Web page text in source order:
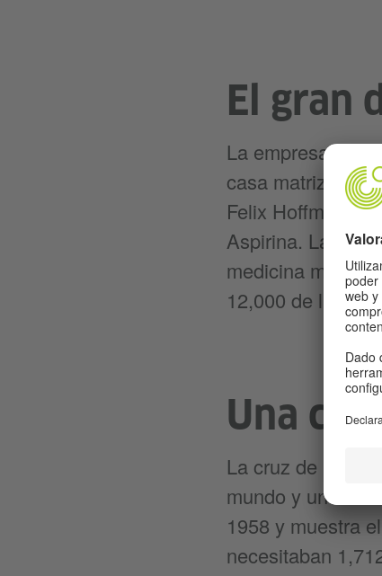
El gran
La empresa
casa matriz en
Felix Hoffmann
Aspirina. Las
medicina mejor
12,000 de las
Una
La cruz de
mundo y un hito
1958 y muestra
necesitaban